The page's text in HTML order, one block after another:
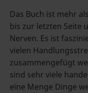
Das Buch ist mehr
bis zur letzten Seite
Nerven. Es ist
vielen
zusammengefügt
sind sehr viele
eine Menge Dinge